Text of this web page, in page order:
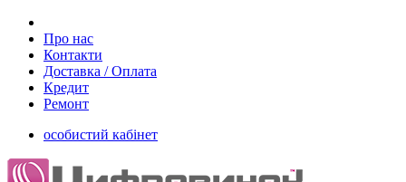
Про нас
Контакти
Доставка / Оплата
Кредит
Ремонт
особистий кабінет